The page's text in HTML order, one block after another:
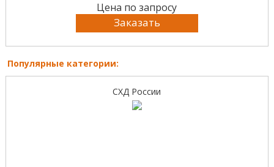
Цена по запросу
Заказать
Популярные категории:
СХД России